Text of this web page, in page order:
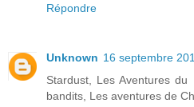
Répondre
Unknown 16 septembre
Stardust, Les Aventures
bandits, Les aventures de